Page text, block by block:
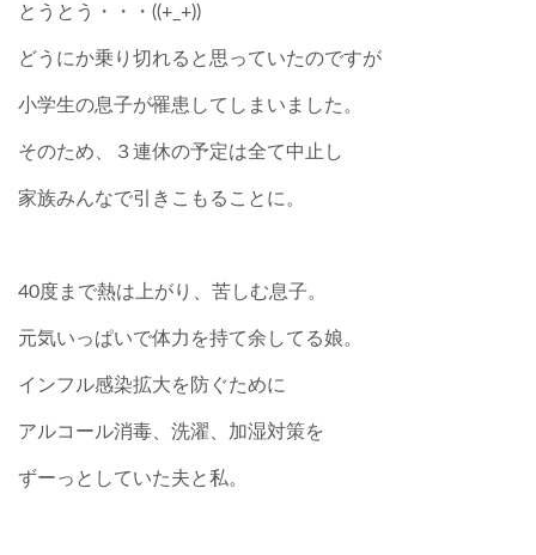
とうとう・・・((+_+))
どうにか乗り切れると思っていたのですが
小学生の息子が罹患してしまいました。
そのため、３連休の予定は全て中止し
家族みんなで引きこもることに。
40度まで熱は上がり、苦しむ息子。
元気いっぱいで体力を持て余してる娘。
インフル感染拡大を防ぐために
アルコール消毒、洗濯、加湿対策を
ずーっとしていた夫と私。